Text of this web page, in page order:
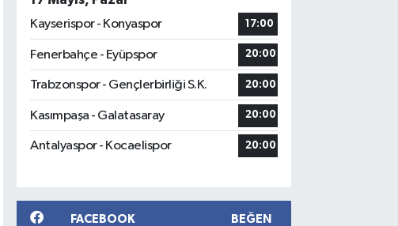
Kayserispor - Konyaspor
17:00
Fenerbahçe - Eyüpspor 20:00
Trabzonspor - Gençlerbirliği S.K. 20:00
Kasımpaşa - Galatasaray 20:00
Antalyaspor - Kocaelispor 20:00
FACEBOOK BEĞEN